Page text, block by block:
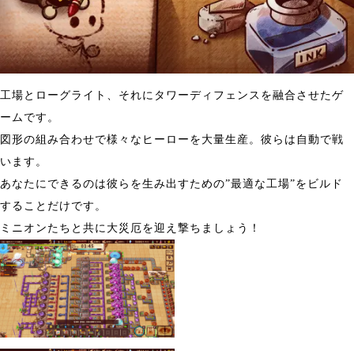
工場とローグライト、それにタワーディフェンスを融合させたゲ
ームです。
図形の組み合わせで様々なヒーローを大量生産。彼らは自動で戦
います。
あなたにできるのは彼らを生み出すための”最適な工場”をビルド
することだけです。
ミニオンたちと共に大災厄を迎え撃ちましょう！